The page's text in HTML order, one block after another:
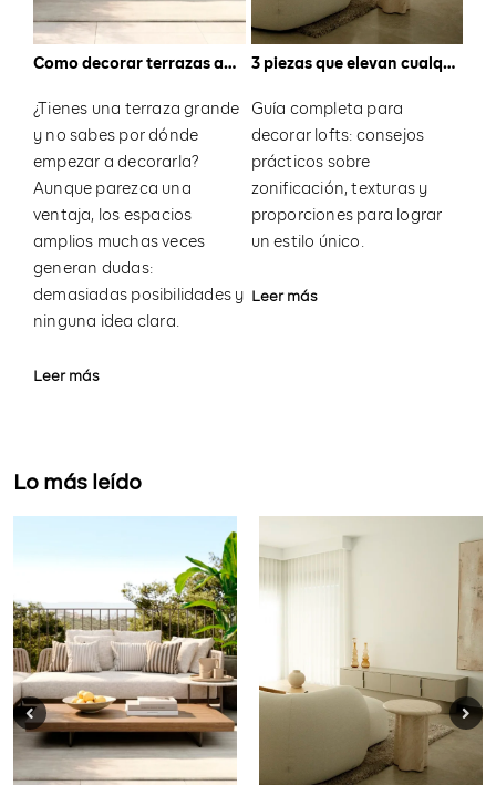
Como decorar terrazas amplias
¿Tienes una terraza grande
y no sabes por dónde
empezar a decorarla?
Aunque parezca una
ventaja, los espacios
amplios muchas veces
generan dudas:
demasiadas posibilidades y
ninguna idea clara.
Leer más
3 piezas que elevan cualquier salón: las claves para conseguir un espacio elegante y con personalidad
Guía completa para
decorar lofts: consejos
prácticos sobre
zonificación, texturas y
proporciones para lograr
un estilo único.
Leer más
Lo más leído